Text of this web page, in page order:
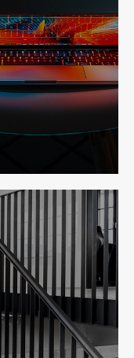
别放到最后
后台要先写清
品询盘字段